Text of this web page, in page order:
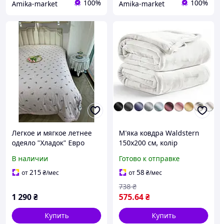
Amika-market 100% Amika-market 100%
Легкое и мягкое летнее
одеяло "Хладок" Евро
комфортного сна
В наличии
от215₴/мес
1 290₴
Купить
М'яка ковдра Waldstern
150x200 см, колір
Готово к отправке
от58₴/мес
575.64₴
738 ₴
Купить